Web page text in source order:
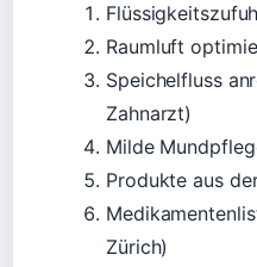
Raumluft
Speichelfluss
Zahnarzt)
Milde
Produkte aus
Zürich)